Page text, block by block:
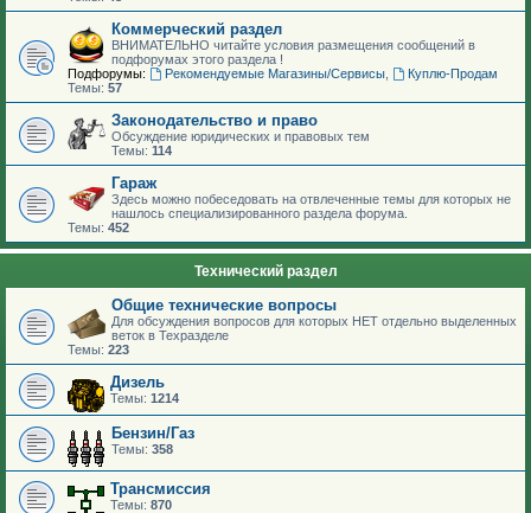
Коммерческий раздел
ВНИМАТЕЛЬНО читайте условия размещения сообщений в
подфорумах этого раздела !
Подфорумы:
Рекомендуемые Магазины/Сервисы,
Куплю-Продам
Темы: 57
Законодательство и право
Обсуждение юридических и правовых тем
Темы: 114
Гараж
Здесь можно побеседовать на отвлеченные темы для которых не
нашлось специализированного раздела форума.
Темы: 452
Технический раздел
Общие технические вопросы
Для обсуждения вопросов для которых НЕТ отдельно выделенных
веток в Техразделе
Темы: 223
Дизель
Темы: 1214
Бензин/Газ
Темы: 358
Трансмиссия
Темы: 870